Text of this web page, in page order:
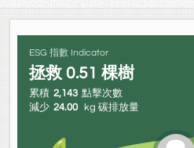
ESG 指數 Indicator
拯救 0.51 棵樹
累積 2,143 點擊次數
減少 24.00 kg 碳排放量